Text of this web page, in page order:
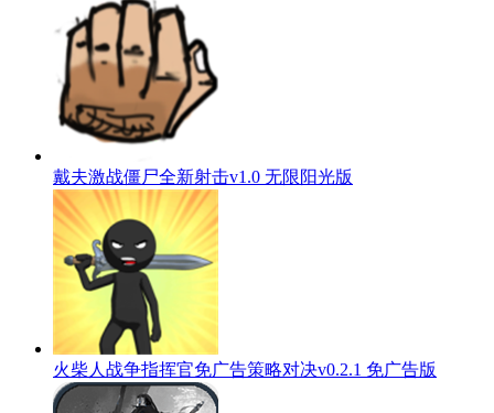
戴夫激战僵尸全新射击v1.0 无限阳光版
火柴人战争指挥官免广告策略对决v0.2.1 免广告版